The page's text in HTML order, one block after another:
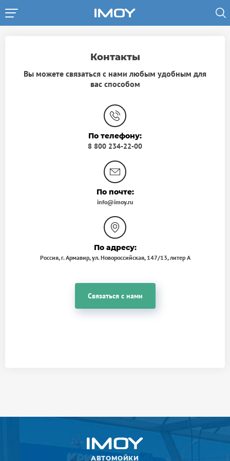
основному
Контакты
Вы можете связаться с нами любым удобным для
вас способом
По телефону:
8 800 234-22-00
По почте:
info@imoy.ru
По адресу:
Россия, г. Армавир, ул. Новороссийская, 147/13, литер А
Связаться с нами
АВТОМОЙКИ